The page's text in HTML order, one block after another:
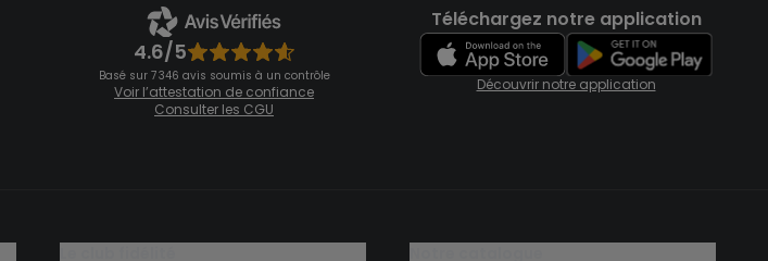
4.6/5
Basé sur 7 346 avis soumis à un contrôle
Voir l’attestation de confiance
Consulter les CGU
Téléchargez notre application
Découvrir notre application